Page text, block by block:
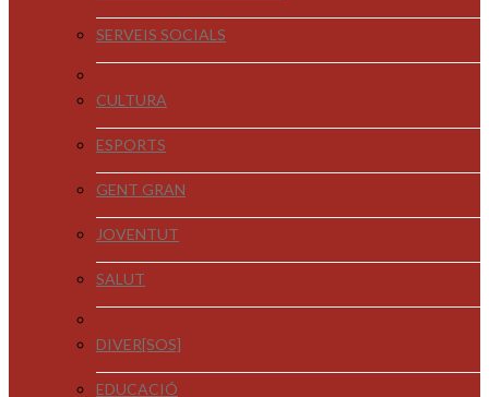
SERVEIS SOCIALS
CULTURA
ESPORTS
GENT GRAN
JOVENTUT
SALUT
DIVER[SOS]
EDUCACIÓ